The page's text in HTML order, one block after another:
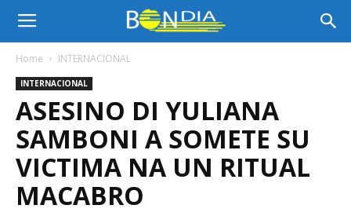
Bon
Dia
Aruba
Home INTERNACIONAL
INTERNACIONAL
ASESINO DI YULIANA
SAMBONI A SOMETE SU
VICTIMA NA UN RITUAL
MACABRO